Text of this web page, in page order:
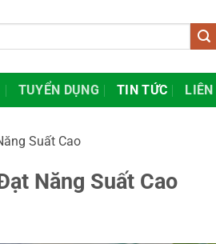
TUYỂN DỤNG TIN TỨC LIÊN
Suất Cao
Năng Suất Cao